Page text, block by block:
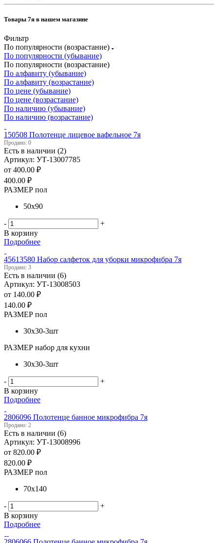
Товары 7я в нашем магазине
Фильтр
По популярности (возрастание)
По популярности (убывание)
По популярности (возрастание)
По алфавиту (убывание)
По алфавиту (возрастание)
По цене (убывание)
По цене (возрастание)
По наличию (убывание)
По наличию (возрастание)
150508 Полотенце лицевое вафельное 7я
Продано: 0
Есть в наличии (2)
Артикул: УТ-13007785
от 400.00 ₽
400.00 ₽
РАЗМЕР пол
50х90
-
+
В корзину
Подробнее
45613580 Набор салфеток для уборки микрофибра 7я
Продано: 3
Есть в наличии (6)
Артикул: УТ-13008503
от 140.00 ₽
140.00 ₽
РАЗМЕР пол
30х30-3шт
РАЗМЕР набор для кухни
30х30-3шт
-
+
В корзину
Подробнее
2806096 Полотенце банное микрофибра 7я
Продано: 2
Есть в наличии (6)
Артикул: УТ-13008996
от 820.00 ₽
820.00 ₽
РАЗМЕР пол
70х140
-
+
В корзину
Подробнее